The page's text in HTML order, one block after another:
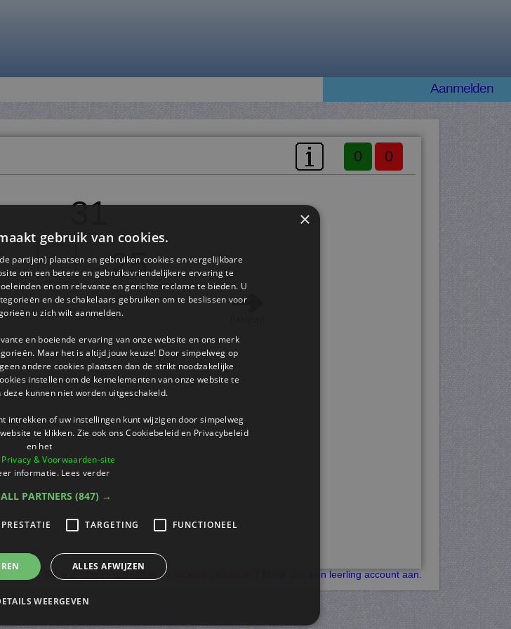
Aanmelden
0 0
31
25
Wil je je scores bijhouden en stickers verdienen? Maak dan een leerling account aan.
×
gebruik van cookies.
partijen) plaatsen en gebruiken cookies en vergelijkbare
om een ​​betere en gebruiksvriendelijkere ervaring te
en om relevante en gerichte reclame te bieden. U
en de schakelaars gebruiken om te beslissen voor
u zich wilt aanmelden.
en boeiende ervaring van onze website en ons merk
Maar het is altijd jouw keuze! Door simpelweg op
andere cookies plaatsen dan de strikt noodzakelijke
instellen om de kernelementen van onze website te
kunnen niet worden uitgeschakeld.
intrekken of uw instellingen kunt wijzigen door simpelweg
te klikken. Zie ook ons ​​Cookiebeleid en Privacybeleid
en het
& Voorwaarden-site
informatie. Lees verder
PARTNERS (847) →
PRESTATIE TARGETING FUNCTIONEEL
ALLES AFWIJZEN
WEERGEVEN